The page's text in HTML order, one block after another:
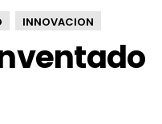
INNOVACION